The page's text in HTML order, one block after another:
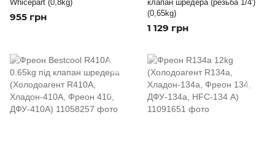
Whicepart (0,8kg)
955 грн
клапан шредера (резьба 1/4')
(0,65kg)
1 129 грн